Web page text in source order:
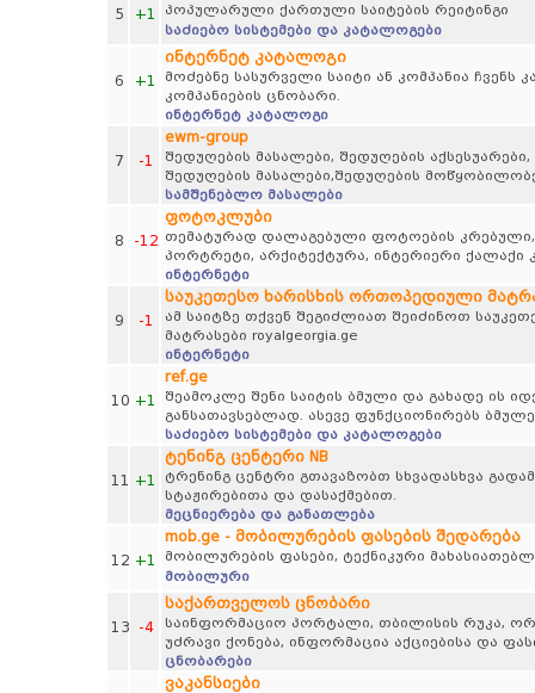
5 +1
პოპულარული ქართული საიტების რეიტინგი
საძიებო სისტემები და კატალოგები
6 +1
ინტერნეტ კატალოგი
მოძებნე სასურველი საიტი ან კომპანია
კომპანიების ცნობარი.
ინტერნეტ კატალოგი
7 -1
ewm-group
შედუღების მასალები, შედუღების
შედუღების მასალები,შედუღების
სამშენებლო მასალები
8 -12
ფოტოკლუბი
თემატურად დალაგებული ფოტოების კრებული,
პორტრეტი, არქიტექტურა, ინტერიერი ქალაქი
ინტერნეტი
9 -1
საუკეთესო ხარისხის ორთოპედიული
ამ საიტზე თქვენ შეგიძლიათ შეიძინოთ
მატრასები royalgeorgia.ge
ინტერნეტი
10 +1
ref.ge
შეამოკლე შენი საიტის ბმული და გახადე ის
განსათავსებლად. ასევე ფუნქციონირებს
საძიებო სისტემები და კატალოგები
11 +1
ტენინგ ცენტერი NB
ტრენინგ ცენტრი გთავაზობთ სხვადასხვა
სტაჟირებითა და დასაქმებით.
მეცნიერება და განათლება
12 +1
mob.ge - მობილურების ფასების შედარება
მობილურების ფასები, ტექნიკური
მობილური
13 -4
საქართველოს ცნობარი
საინფორმაციო პორტალი, თბილისის რუკა,
უძრავი ქონება, ინფორმაცია აქციებისა და
ცნობარები
ვაკანსიები